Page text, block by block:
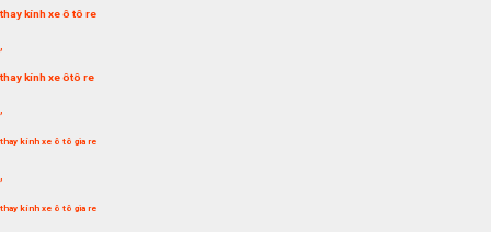
thay kính xe ô tô re
,
thay kính xe ôtô re
,
thay kính xe ô tô gia re
,
thay kính xe ô tô gia re